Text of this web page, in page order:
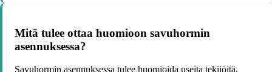
Mitä tulee ottaa huomioon savuhormin
asennuksessa?
Savuhormin asennuksessa tulee huomioida useita tekijöitä,